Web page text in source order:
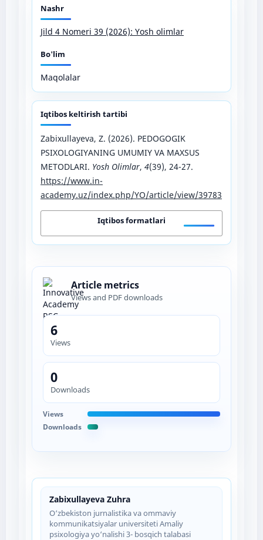
Zabixullayeva Zuhra
O‘zbekiston jurnalistika va ommaviy
kommunikatsiyalar universiteti Amaliy
psixologiya yo‘nalishi 3- bosqich talabasi
Nashr
Jild 4 Nomeri 39 (2026): Yosh olimlar
Bo'lim
Maqolalar
Iqtibos keltirish tartibi
Zabixullayeva, Z. (2026). PEDOGOGIK
PSIXOLOGIYANING UMUMIY VA MAXSUS
METODLARI. Yosh Olimlar, 4(39), 24-27.
https://www.in-
academy.uz/index.php/YO/article/view/39783
Iqtibos formatlari
Article metrics
Views and PDF downloads
6
Views
0
Downloads
Views
Downloads